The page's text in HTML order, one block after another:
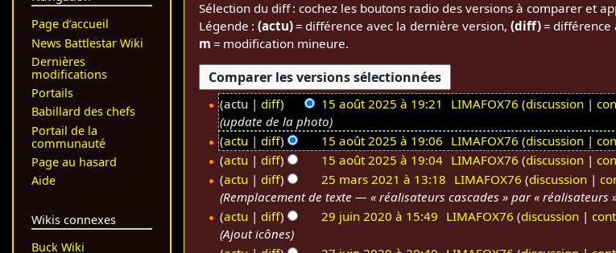
Sélection du diff : cochez les boutons radio des versions à comparer et
Légende :(actu)= différence avec la dernière version,(diff)= différence
m = modification mineure.
actu diff 15 août 2025 à 19:21 LIMAFOX76 discussion
update de la photo
actu
diff 15 août 2025 à 19:06 LIMAFOX76 discussion
A
u
c
u
n
r
actu diff 15 août 2025 à 19:04 LIMAFOX76 discussion
A
u
c
u
n
actu diff 25 mars 2021 à 13:18 LIMAFOX76 discussion
Remplacement de texte — « réalisateurs cascades » par « réalisateurs
actu diff 29 juin 2020 à 15:49 LIMAFOX76 discussion
Ajout icônes
Page d’accueil
News Battlestar Wiki
Dernières
modifications
Portails
Babillard des chefs
Portail de la
communauté
Page au hasard
Aide
Wikis connexes
Buck Wiki